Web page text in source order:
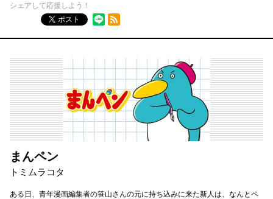
シェアして応援しよう！
ポスト
RSSフィード
まんペン
トミムラコタ
ある日、青年漫画編集者の笹山さんの元に持ち込みに来た新人は、なんとペ